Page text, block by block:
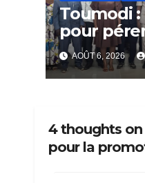
Toumodi
pour
lutte anti-
AOÛT 6, 2026
4 thoughts on
pour la